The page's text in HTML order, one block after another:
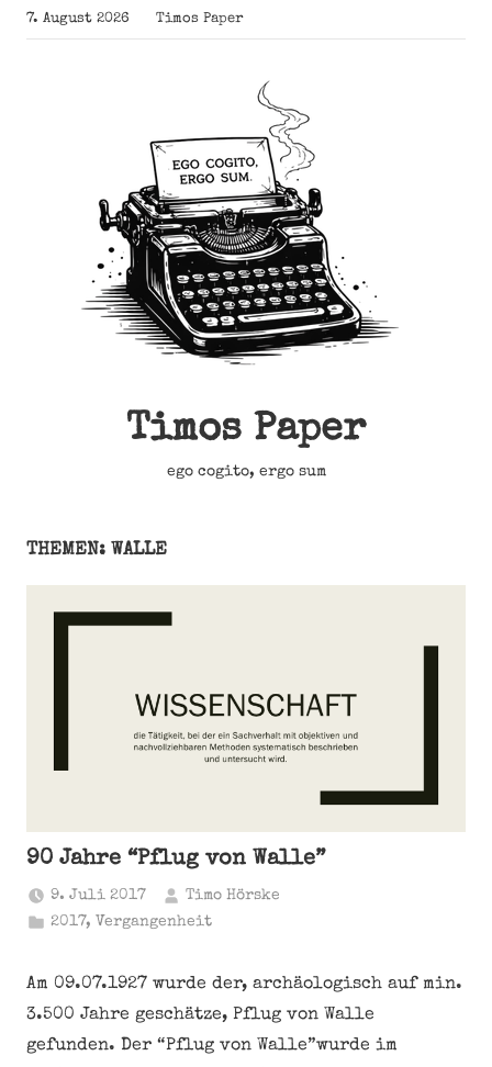
Zum
Inhalt
7. August 2026 Timos Paper
Timos Paper
ego cogito, ergo sum
THEMEN: WALLE
90 Jahre “Pflug von Walle”
9. Juli 2017
Timo Hörske
2017, Vergangenheit
Am 09.07.1927 wurde der, archäologisch auf min.
3.500 Jahre geschätze, Pflug von Walle
gefunden. Der “Pflug von Walle”wurde im